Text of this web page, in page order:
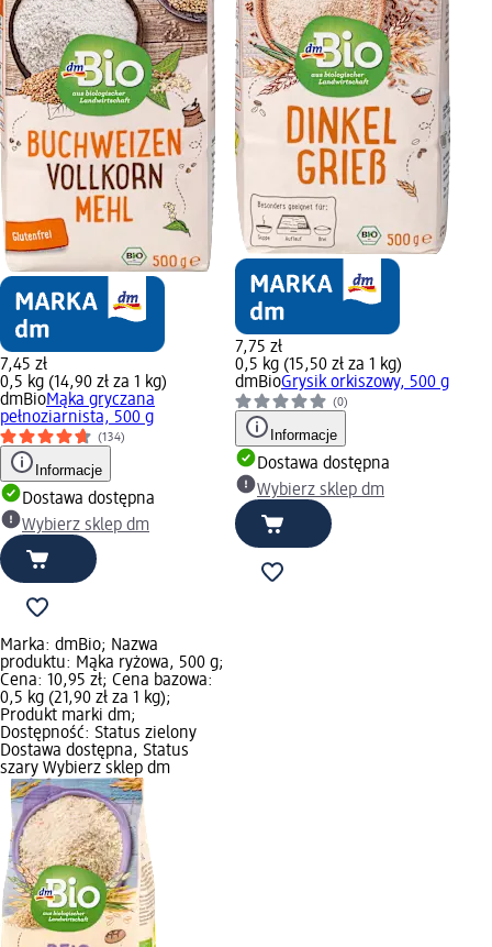
7,45 zł
0,5 kg (14,90 zł za 1 kg)
dmBioMąka gryczana
pełnoziarnista, 500 g
(134)
Informacje
Dostawa dostępna
Wybierz sklep dm
7,75 zł
0,5 kg (15,50 zł za 1 kg)
dmBioGrysik orkiszowy, 500 g
(0)
Informacje
Dostawa dostępna
Wybierz sklep dm
Marka: dmBio; Nazwa
produktu: Mąka ryżowa, 500 g;
Cena: 10,95 zł; Cena bazowa:
0,5 kg (21,90 zł za 1 kg);
Produkt marki dm;
Dostępność: Status zielony
Dostawa dostępna, Status
szary Wybierz sklep dm